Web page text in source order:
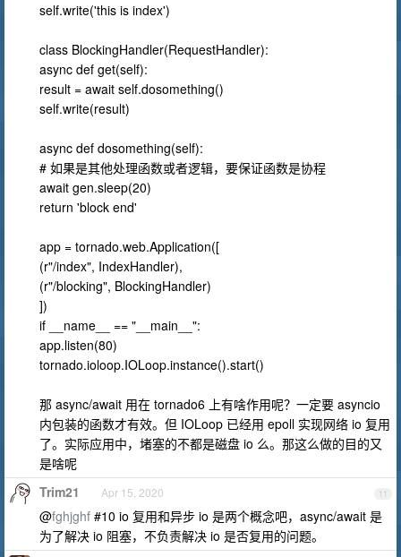
self.write('this is index')
class BlockingHandler(RequestHandler):
async def get(self):
result = await self.dosomething()
self.write(result)
async def dosomething(self):
# 如果是其他处理函数或者逻辑，要保证函数是协程
await gen.sleep(20)
return 'block end'
app = tornado.web.Application([
(r"/index", IndexHandler),
(r"/blocking", BlockingHandler)
])
if __name__ == "__main__":
app.listen(80)
tornado.ioloop.IOLoop.instance().start()
那 async/await 用在 tornado6 上有啥作用呢？一定要 asyncio
内包装的函数才有效。但 IOLoop 已经用 epoll 实现网络 io 复用
了。实际应用中，堵塞的不都是磁盘 io 么。那这么做的目的又
是啥呢
11
Trim21 Apr 15, 2020
@fghjghf #10 io 复用和异步 io 是两个概念吧，async/await 是
为了解决 io 阻塞，不负责解决 io 是否复用的问题。